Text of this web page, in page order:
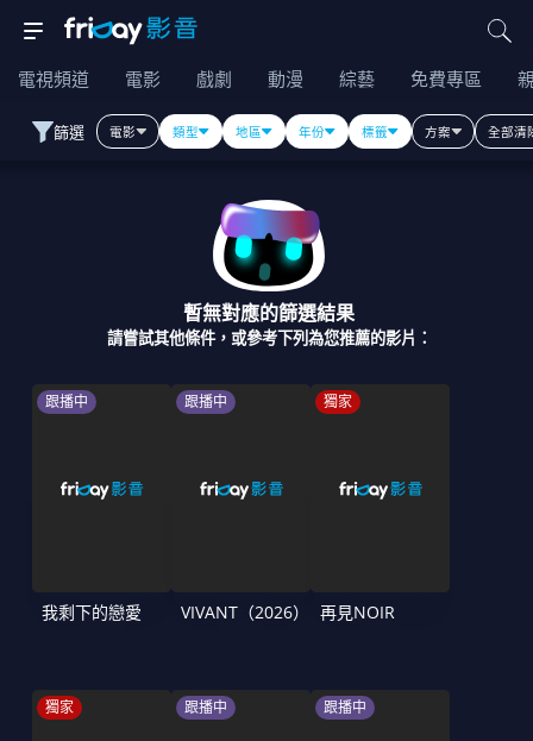
電視頻道 電影 戲劇 動漫 綜藝 免費專區
篩選 電影 類型 地區 年份 標籤 方案 全部清
暫無對應的篩選結果
請嘗試其他條件，或參考下列為您推薦的影片：
跟播中
我剩下的戀愛
跟播中
VIVANT（2026）
獨家
再見NOIR
獨家 跟播中 跟播中